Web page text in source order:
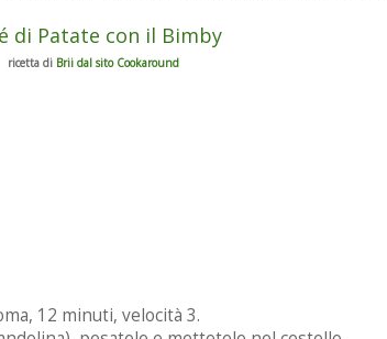
di Patate con il Bimby
ricetta di Brii dal sito Cookaround
12 minuti, velocità 3.